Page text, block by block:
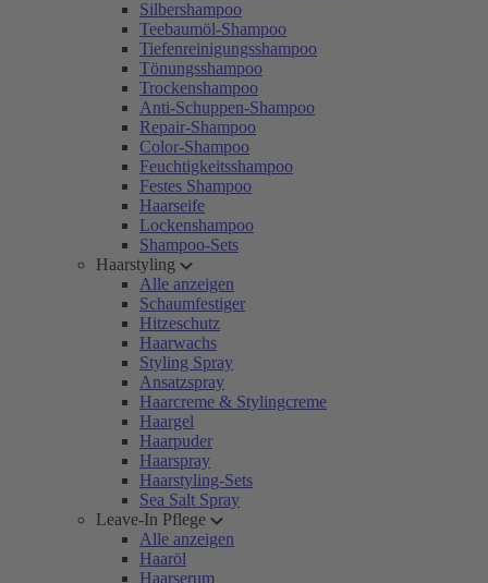
Silbershampoo
Teebaumöl-Shampoo
Tiefenreinigungsshampoo
Tönungsshampoo
Trockenshampoo
Anti-Schuppen-Shampoo
Repair-Shampoo
Color-Shampoo
Feuchtigkeitsshampoo
Festes Shampoo
Haarseife
Lockenshampoo
Shampoo-Sets
Haarstyling
Alle anzeigen
Schaumfestiger
Hitzeschutz
Haarwachs
Styling Spray
Ansatzspray
Haarcreme & Stylingcreme
Haargel
Haarpuder
Haarspray
Haarstyling-Sets
Sea Salt Spray
Leave-In Pflege
Alle anzeigen
Haaröl
Haarserum